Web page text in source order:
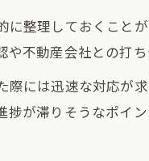
整理しておくこと
不動産会社との打ち
には迅速な対応が
が滞りそうなポイ